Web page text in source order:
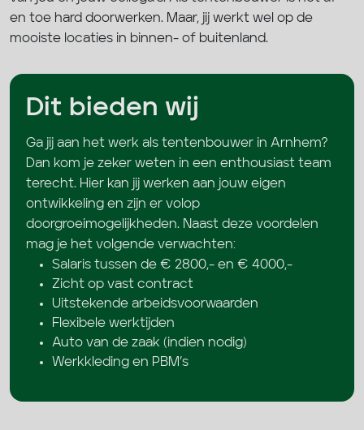
en toe hard doorwerken. Maar, jij werkt wel op de
mooiste locaties in binnen- of buitenland.
Dit bieden wij
Ga jij aan het werk als tentenbouwer in Arnhem?
Dan kom je zeker weten in een enthousiast team
terecht. Hier kan jij werken aan jouw eigen
ontwikkeling en zijn er volop
doorgroeimogelijkheden. Naast deze voordelen
mag je het volgende verwachten:
Salaris tussen de € 2800,- en € 4000,-
Zicht op vast contract
Uitstekende arbeidsvoorwaarden
Flexibele werktijden
Auto van de zaak (indien nodig)
Werkkleding en PBM’s